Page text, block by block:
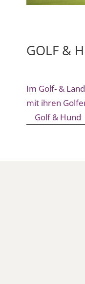
GOLF &
Im Golf- &
mit ihren
Golf & Hund